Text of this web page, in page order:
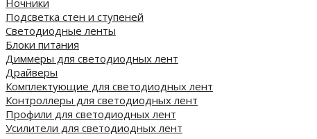
Ночники
Подсветка стен и ступеней
Светодиодные ленты
Блоки питания
Диммеры для светодиодных лент
Драйверы
Комплектующие для светодиодных лент
Контроллеры для светодиодных лент
Профили для светодиодных лент
Усилители для светодиодных лент